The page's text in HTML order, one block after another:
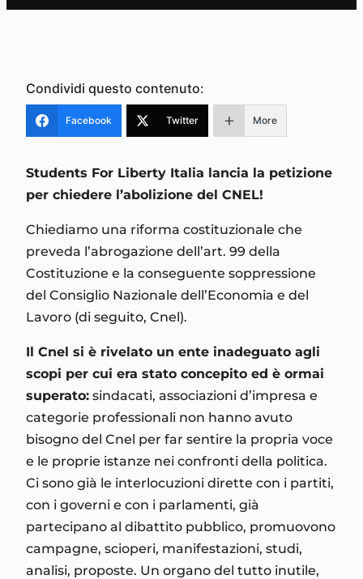
Condividi questo contenuto:
Facebook Twitter More
Students For Liberty Italia lancia la petizione
per chiedere l’abolizione del CNEL!
Chiediamo una riforma costituzionale che
preveda l’abrogazione dell’art. 99 della
Costituzione e la conseguente soppressione
del Consiglio Nazionale dell’Economia e del
Lavoro (di seguito, Cnel).
Il Cnel si è rivelato un ente inadeguato agli
scopi per cui era stato concepito ed è ormai
superato: sindacati, associazioni d’impresa e
categorie professionali non hanno avuto
bisogno del Cnel per far sentire la propria voce
e le proprie istanze nei confronti della politica.
Ci sono già le interlocuzioni dirette con i partiti,
con i governi e con i parlamenti, già
partecipano al dibattito pubblico, promuovono
campagne, scioperi, manifestazioni, studi,
analisi, proposte. Un organo del tutto inutile,